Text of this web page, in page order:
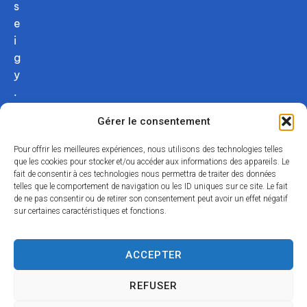
Gérer le consentement
Pour offrir les meilleures expériences, nous utilisons des technologies telles
que les cookies pour stocker et/ou accéder aux informations des appareils. Le
fait de consentir à ces technologies nous permettra de traiter des données
telles que le comportement de navigation ou les ID uniques sur ce site. Le fait
de ne pas consentir ou de retirer son consentement peut avoir un effet négatif
sur certaines caractéristiques et fonctions.
ACCEPTER
REFUSER
s
e
i
g
y
.
m
02
54
75
12
contacter